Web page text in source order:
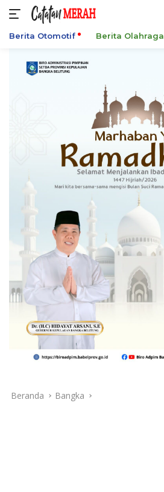
Berita Otomotif Berita Olahraga
Beranda Bangka